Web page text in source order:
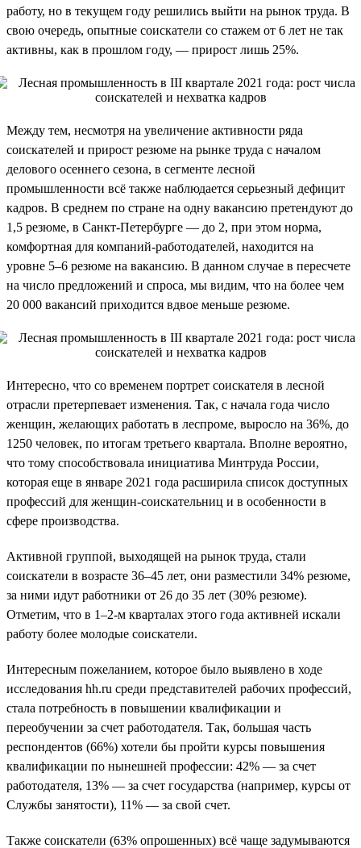
работу, но в текущем году решились выйти на рынок труда. В
свою очередь, опытные соискатели со стажем от 6 лет не так
активны, как в прошлом году, — прирост лишь 25%.
Между тем, несмотря на увеличение активности ряда
соискателей и прирост резюме на рынке труда с началом
делового осеннего сезона, в сегменте лесной
промышленности всё также наблюдается серьезный дефицит
кадров. В среднем по стране на одну вакансию претендуют до
1,5 резюме, в Санкт-Петербурге — до 2, при этом норма,
комфортная для компаний-работодателей, находится на
уровне 5–6 резюме на вакансию. В данном случае в пересчете
на число предложений и спроса, мы видим, что на более чем
20 000 вакансий приходится вдвое меньше резюме.
Интересно, что со временем портрет соискателя в лесной
отрасли претерпевает изменения. Так, с начала года число
женщин, желающих работать в леспроме, выросло на 36%, до
1250 человек, по итогам третьего квартала. Вполне вероятно,
что тому способствовала инициатива Минтруда России,
которая еще в январе 2021 года расширила список доступных
профессий для женщин-соискательниц и в особенности в
сфере производства.
Активной группой, выходящей на рынок труда, стали
соискатели в возрасте 36–45 лет, они разместили 34% резюме,
за ними идут работники от 26 до 35 лет (30% резюме).
Отметим, что в 1–2-м кварталах этого года активней искали
работу более молодые соискатели.
Интересным пожеланием, которое было выявлено в ходе
исследования hh.ru среди представителей рабочих профессий,
стала потребность в повышении квалификации и
переобучении за счет работодателя. Так, большая часть
респондентов (66%) хотели бы пройти курсы повышения
квалификации по нынешней профессии: 42% — за счет
работодателя, 13% — за счет государства (например, курсы от
Службы занятости), 11% — за свой счет.
Также соискатели (63% опрошенных) всё чаще задумываются